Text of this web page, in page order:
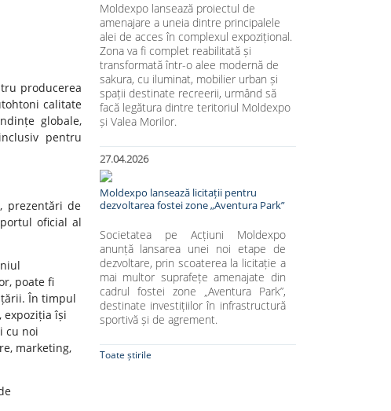
producerea
calitate
globale,
pentru
prezentări de
oficial al
poate fi
În timpul
expoziția își
cu noi
marketing,
Moldexpo lansează proiectul de
amenajare a uneia dintre principalele
alei de acces în complexul expozițional.
Zona va fi complet reabilitată și
transformată într-o alee modernă de
sakura, cu iluminat, mobilier urban și
spații destinate recreerii, urmând să
facă legătura dintre teritoriul Moldexpo
și Valea Morilor.
27.04.2026
Moldexpo lansează licitații pentru
dezvoltarea fostei zone „Aventura Park”
Societatea pe Acțiuni Moldexpo
anunță lansarea unei noi etape de
dezvoltare, prin scoaterea la licitație a
mai multor suprafețe amenajate din
cadrul fostei zone „Aventura Park”,
destinate investițiilor în infrastructură
sportivă și de agrement.
Toate știrile